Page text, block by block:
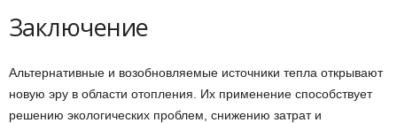
Заключение
Альтернативные и возобновляемые источники тепла открывают
новую эру в области отопления. Их применение способствует
решению экологических проблем, снижению затрат и